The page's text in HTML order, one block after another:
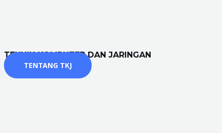
TEKNIK KOMPUTER DAN JARINGAN
TENTANG TKJ